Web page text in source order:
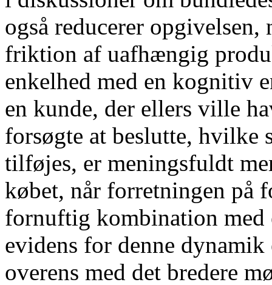
også reducerer
friktion af uafhængig
enkelhed med en kognitiv
en kunde, der ellers ville
forsøgte at beslutte, hvilke
tilføjes, er meningsfuldt
købet, når forretningen på
fornuftig kombination
evidens for denne
overens med det bredere